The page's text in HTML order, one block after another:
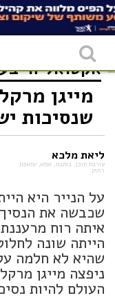
אקטואליה
מייגן
שנסיכות
ליאת מלכא
עורכת תוכן, כותבת, אמא, שואפת
רחוק
על הנייר היא
שכבשה את
איתה רוח
הייתה שונה
שהיא לא חלמה
ניפצה מייגן
העולם להיות